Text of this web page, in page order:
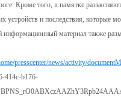
Кроме того, в памятке
и последствия, которые
информационный материал также
presscenter/news/activity/
414c-b176-